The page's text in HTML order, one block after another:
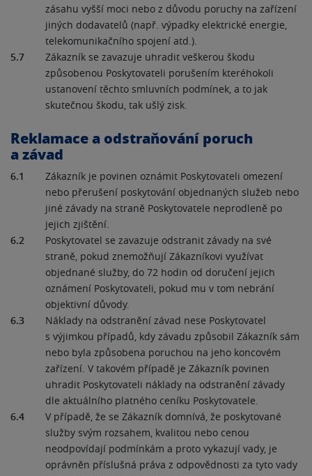
zásahu vyšší moci nebo z důvodu poruchy na zařízení
jiných dodavatelů (např. výpadky elektrické energie,
telekomunikačního spojení atd.).
5.7
Zákazník se zavazuje uhradit veškerou škodu
způsobenou Poskytovateli porušením kteréhokoli
ustanovení těchto smluvních podmínek, a to jak
skutečnou škodu, tak ušlý zisk.
Reklamace a odstraňování poruch
a závad
6.1
Zákazník je povinen oznámit Poskytovateli omezení
nebo přerušení poskytování objednaných služeb nebo
jiné závady na straně Poskytovatele neprodleně po
jejich zjištění.
6.2
Poskytovatel se zavazuje odstranit závady na své
straně, pokud znemožňují Zákazníkovi využívat
objednané služby, do 72 hodin od doručení jejich
oznámení Poskytovateli, pokud mu v tom nebrání
objektivní důvody.
6.3
Náklady na odstranění závad nese Poskytovatel
s výjimkou případů, kdy závadu způsobil Zákazník sám
nebo byla způsobena poruchou na jeho koncovém
zařízení. V takovém případě je Zákazník povinen
uhradit Poskytovateli náklady na odstranění závady
dle aktuálního platného ceníku Poskytovatele.
6.4
V případě, že se Zákazník domnívá, že poskytované
služby svým rozsahem, kvalitou nebo cenou
neodpovídají podmínkám a proto vykazují vady, je
oprávněn příslušná práva z odpovědnosti za tyto vady